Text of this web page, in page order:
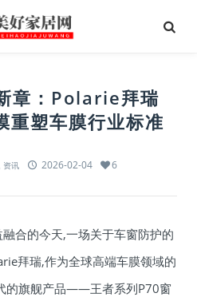
章：Polarie拜瑞
重塑车膜行业标准
资讯 2026-02-04 6
合的今天,一场关于车窗防护的
拜瑞,作为全球高端车膜领域的
的旗舰产品——王者系列P70窗